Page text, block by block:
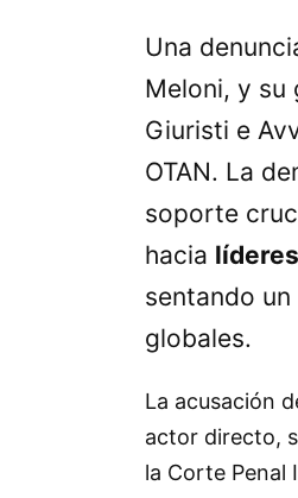
Una
Meloni, y su
Giuristi e
OTAN. La
soporte
hacia
sentando
globales.
La acusación
actor directo,
la Corte Penal